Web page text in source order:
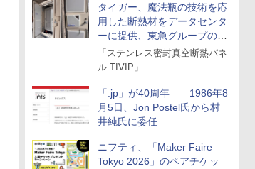
タイガー、魔法瓶の技術を応
用した断熱材をデータセンタ
ーに提供、東急グループの実
証実験で
「ステンレス密封真空断熱パネ
ル TIVIP」
「.jp」が40周年――1986年8
月5日、Jon Postel氏から村
井純氏に委任
ニフティ、「Maker Faire
Tokyo 2026」のペアチケッ